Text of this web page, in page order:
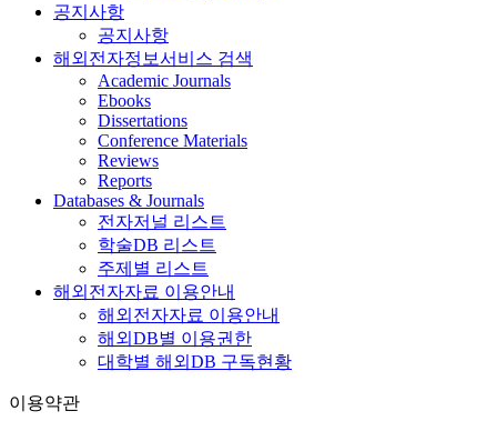
공지사항
공지사항
해외전자정보서비스 검색
Academic Journals
Ebooks
Dissertations
Conference Materials
Reviews
Reports
Databases & Journals
전자저널 리스트
학술DB 리스트
주제별 리스트
해외전자자료 이용안내
해외전자자료 이용안내
해외DB별 이용권한
대학별 해외DB 구독현황
이용약관